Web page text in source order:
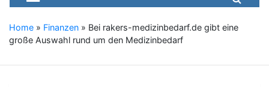
Home » Finanzen » Bei rakers-medizinbedarf.de gibt eine
große Auswahl rund um den Medizinbedarf